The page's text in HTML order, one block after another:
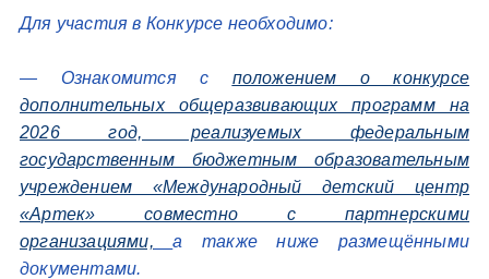
Для участия в Конкурсе необходимо:
— Ознакомится с положением о конкурсе
дополнительных общеразвивающих программ на
2026 год, реализуемых федеральным
государственным бюджетным образовательным
учреждением «Международный детский центр
«Артек» совместно с партнерскими
организациями,
а также ниже размещёнными
документами.